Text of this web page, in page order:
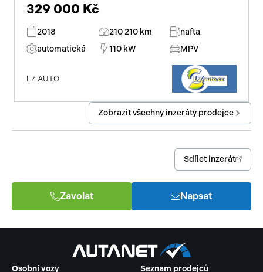
329 000 Kč
2018 210 210 km
nafta
automatická
110 kW MPV
LZ AUTO
Zobrazit všechny inzeráty prodejce
Sdílet inzerát
Zavolat Napsat
Osobní vozy Seznam prodejců